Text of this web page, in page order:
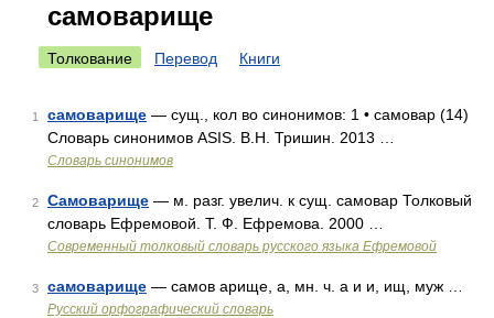
самоварище
Толкование Перевод Книги
1 самоварище — сущ., кол во синонимов: 1 • самовар (14)
Словарь синонимов ASIS. В.Н. Тришин. 2013 …
Словарь синонимов
2 Самоварище — м. разг. увелич. к сущ. самовар Толковый
словарь Ефремовой. Т. Ф. Ефремова. 2000 …
Современный толковый словарь русского языка Ефремовой
3 самоварище — самов арище, а, мн. ч. а и и, ищ, муж …
Русский орфографический словарь